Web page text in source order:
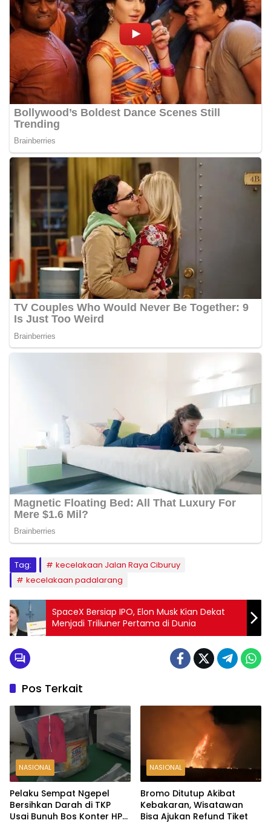
Tag:
kecelakaan Jalan Raya Ciburuy
kecelakaan padalarang
SpaceX Bersiap IPO, Elon Musk Kian Dekat
Menjadi Triliuner Pertama di Dunia
Pos Terkait
NASIONAL
Pelaku Sempat Ngepel
Bersihkan Darah di TKP
Usai Bunuh Bos Konter HP
NASIONAL
Bromo Ditutup Akibat
Kebakaran, Wisatawan
Bisa Ajukan Refund Tiket